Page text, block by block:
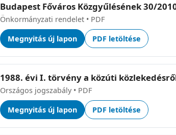
Budapest Főváros Közgyűlésének 30/
Önkormányzati rendelet • PDF
Megnyitás új lapon
PDF letöltése
1988. évi I. törvény a közúti
Országos jogszabály • PDF
Megnyitás új lapon
PDF letöltése